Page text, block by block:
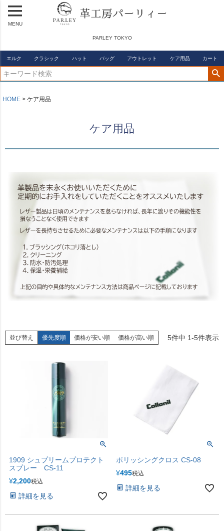
PARLEY TOKYO
MENU
エルク クラシック ハット バッグ アウトレット ケア用品 カート
HOME ケア用品
ケア用品
並び替え 優先度順 価格が安い順 価格が高い順 5件中 1-5件表示
1909 シュプリームプロテクト
スプレー CS-11
¥2,200税込
詳細を見る
ポリッシングクロス CS-08
¥495税込
詳細を見る